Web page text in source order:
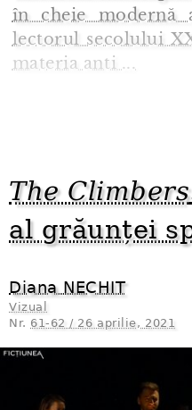
în cheie modernă
lectorul secolului
materia anti ...
The Climbers
al grăunței
Diana NECHIT
Vizual
Nr. 61-62 / 26 aprilie, 2021